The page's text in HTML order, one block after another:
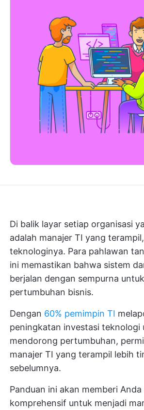
Di balik layar setiap organisasi
adalah manajer TI yang
teknologinya. Para pahlawan
ini memastikan bahwa sistem
berjalan dengan sempurna
pertumbuhan bisnis.
Dengan 60% pemimpin TI
peningkatan investasi teknologi
mendorong pertumbuhan,
manajer TI yang terampil lebih
sebelumnya.
Panduan ini akan memberi
komprehensif untuk menjadi